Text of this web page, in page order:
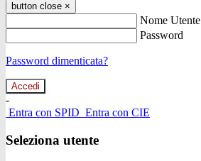
button close ×
Nome Utente
Password
Password dimenticata?
-
Entra con SPID Entra con CIE
Seleziona utente